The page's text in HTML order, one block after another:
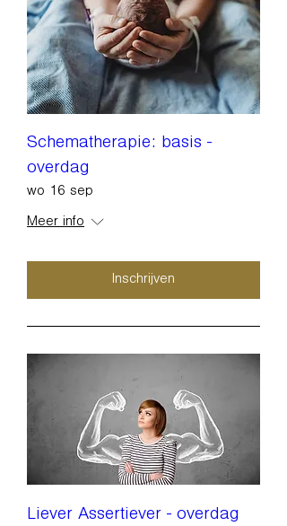
Schematherapie: basis -
overdag
wo 16 sep
Meer info
Inschrijven
Liever Assertiever - overdag